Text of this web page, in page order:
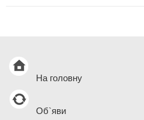
На головну
Об`яви